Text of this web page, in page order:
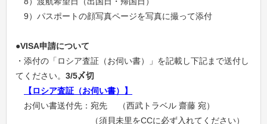
9）パスポートの顔写真ページを写真に撮って添付
●VISA申請について
・添付の「ロシア査証（お伺い書）」を記載し下記まで送付し
てください。 3/5〆切
【ロシア査証（お伺い書）】
お伺い書送付先：宛先 （西武トラベル 齋藤 宛）
（須貝未里をCCに必ず入れてください）